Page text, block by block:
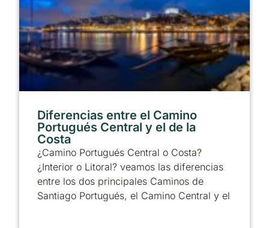
Diferencias entre el Camino
Portugués Central y el de la
Costa
¿Camino Portugués Central o Costa?
¿Interior o Litoral? veamos las diferencias
entre los dos principales Caminos de
Santiago Portugués, el Camino Central y el